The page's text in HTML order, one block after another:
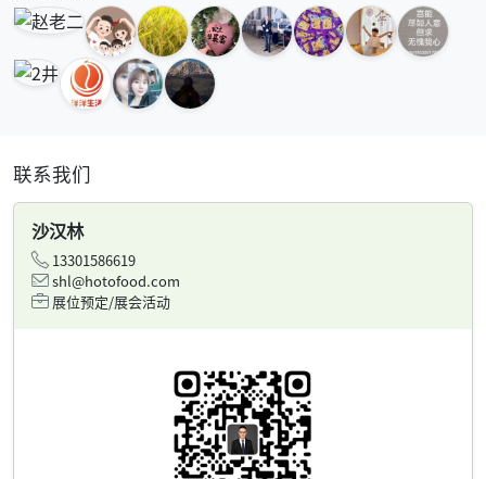
联系我们
沙汉林
13301586619
shl@hotofood.com
展位预定/展会活动